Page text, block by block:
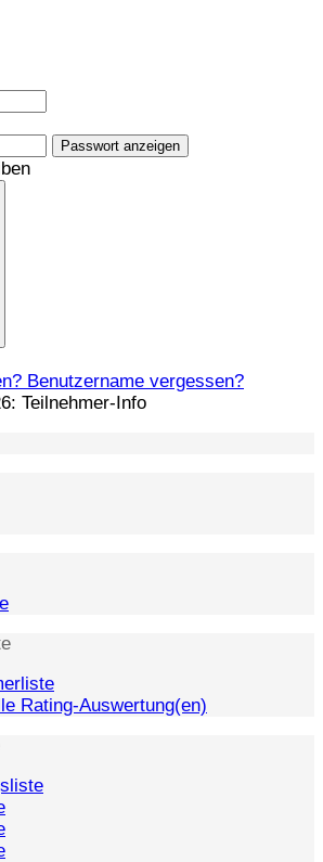
Passwort anzeigen
Benutzername vergessen?
Teilnehmer-Info
Rating-Auswertung(en)